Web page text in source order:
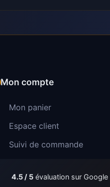
Mon compte
Mon panier
Espace client
Suivi de commande
4.5 / 5 évaluation sur Google